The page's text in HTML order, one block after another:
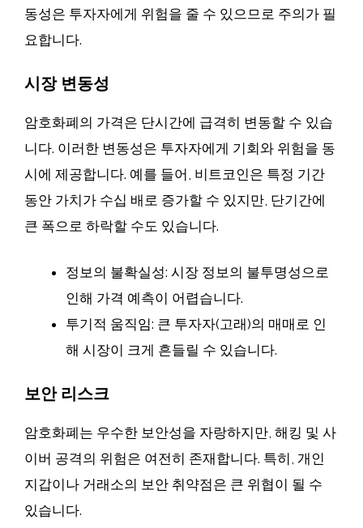
동성은 투자자에게 위험을 줄 수 있으므로 주의가 필
요합니다.
시장 변동성
암호화폐의 가격은 단시간에 급격히 변동할 수 있습
니다. 이러한 변동성은 투자자에게 기회와 위험을 동
시에 제공합니다. 예를 들어, 비트코인은 특정 기간
동안 가치가 수십 배로 증가할 수 있지만, 단기간에
큰 폭으로 하락할 수도 있습니다.
정보의 불확실성: 시장 정보의 불투명성으로
인해 가격 예측이 어렵습니다.
투기적 움직임: 큰 투자자(고래)의 매매로 인
해 시장이 크게 흔들릴 수 있습니다.
보안 리스크
암호화폐는 우수한 보안성을 자랑하지만, 해킹 및 사
이버 공격의 위험은 여전히 존재합니다. 특히, 개인
지갑이나 거래소의 보안 취약점은 큰 위협이 될 수
있습니다.